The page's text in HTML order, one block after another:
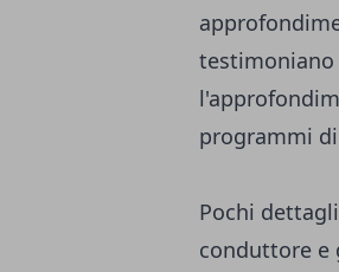
testimoniano
programmi
Pochi
conduttore e